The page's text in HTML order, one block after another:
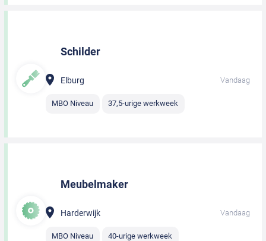
Schilder
Elburg Vandaag
MBO Niveau 37,5-urige werkweek
Meubelmaker
Harderwijk Vandaag
MBO Niveau 40-urige werkweek